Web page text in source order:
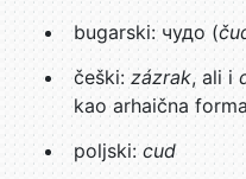
bugarski: чудо (
češki:zázrak, ali i
kao arhaična forma
poljski:cud